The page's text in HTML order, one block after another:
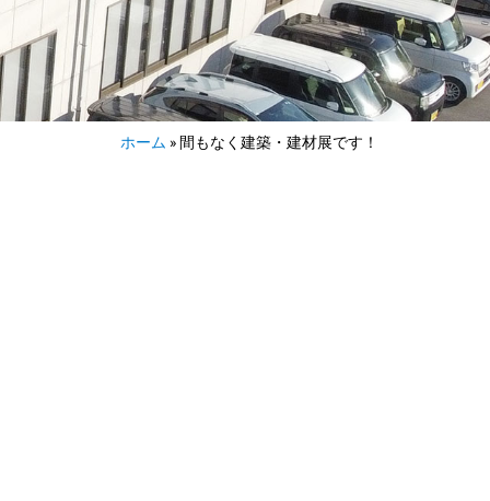
ホーム »間もなく建築・建材展です！